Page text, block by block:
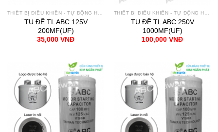
THIẾT BỊ ĐIỀU KHIỂN - TỰ ĐỘNG HÓA
TỤ ĐỀ TL ABC 125V
200MF(UF)
35,000 VNĐ
THIẾT BỊ ĐIỀU KHIỂN - TỰ ĐỘNG HÓA
TỤ ĐỀ TL ABC 250V
1000MF(UF)
100,000 VNĐ